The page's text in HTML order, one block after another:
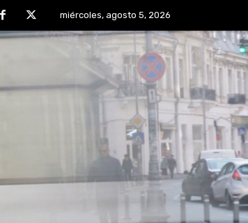
miércoles, agosto 5, 2026